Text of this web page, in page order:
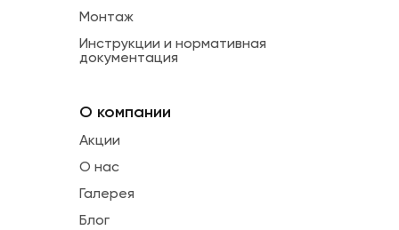
Монтаж
Инструкции и нормативная
документация
О компании
Акции
О нас
Галерея
Блог